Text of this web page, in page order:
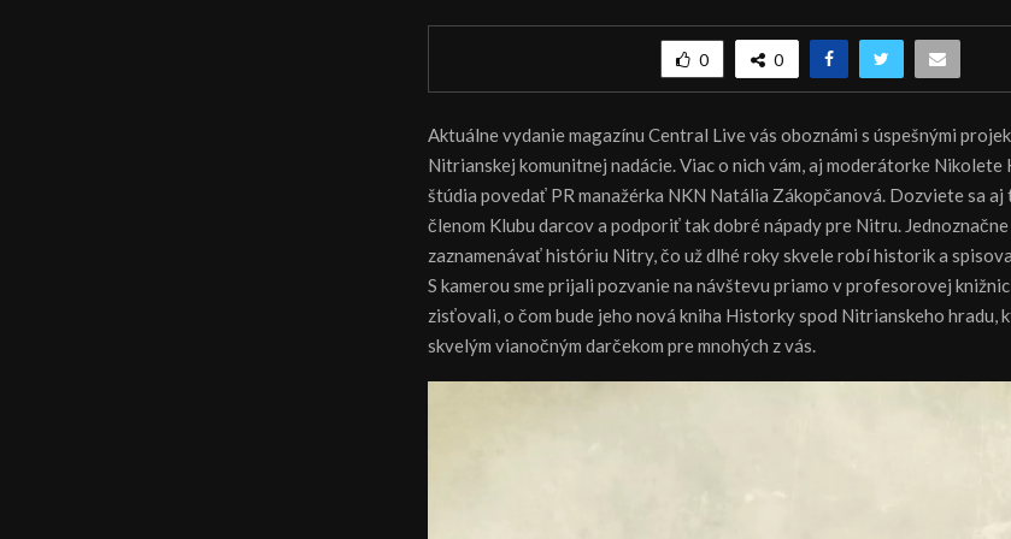
0 0
Aktuálne vydanie magazínu Central Live vás oboznámi s úspešnými
Nitrianskej komunitnej nadácie. Viac o nich vám, aj moderátorke Nikolete
štúdia povedať PR manažérka NKN Natália Zákopčanová. Dozviete sa aj
členom Klubu darcov a podporiť tak dobré nápady pre Nitru.
zaznamenávať históriu Nitry, čo už dlhé roky skvele robí historik a
S kamerou sme prijali pozvanie na návštevu priamo v profesorovej
zisťovali, o čom bude jeho nová kniha Historky spod Nitrianskeho hradu,
skvelým vianočným darčekom pre mnohých z vás.